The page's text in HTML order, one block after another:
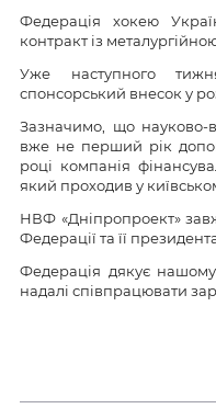
Федерація хокею
контракт із
Уже наступного
спонсорський внесок у
Зазначимо, що науково-
вже не перший рік
році компанія
який проходив у
НВФ «Дніпропроект»
Федерації та її
Федерація дякує
надалі співпрацювати